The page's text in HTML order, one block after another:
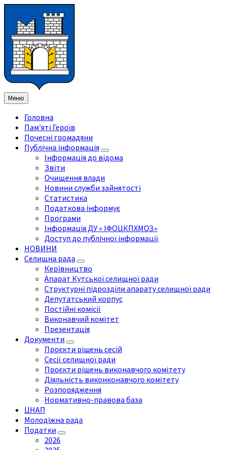
змісту
ліву
бічну
панель
праву
бічну
панель
нижнього
колонтитула
Меню
Головна
Пам'яті Героїв
Почесні громадяни
Публічна інформація
Інформація до відома
Звіти
Очищення влади
Новини служби зайнятості
Статистика
Податкова інформує
Програми
Інформація ДУ « ІФОЦКПХМОЗ»
Доступ до публічної інформації
НОВИНИ
Селищна рада
Керівництво
Апарат Кутської селищної ради
Структурні підрозділи апарату селищної ради
Депутатський корпус
Постійні комісії
Виконавчий комітет
Презентація
Документи
Проєкти рішень сесій
Сесії селищної ради
Проєкти рішень виконавчого комітету
Діяльність виконконавчого комітету
Розпорядження
Нормативно-правова база
ЦНАП
Молодіжна рада
Податки
2026